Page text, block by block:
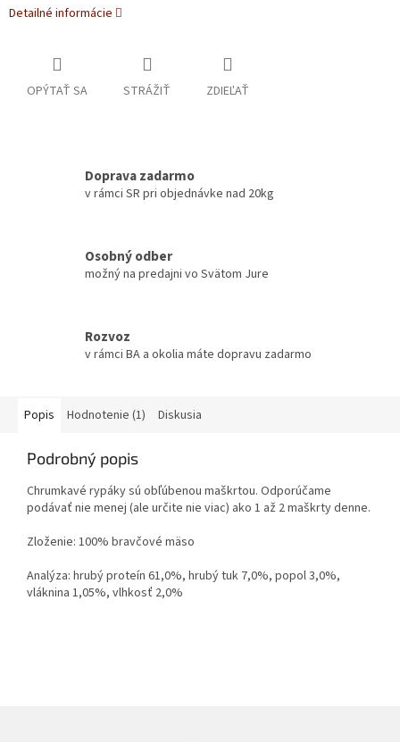
Detailné informácie
OPÝTAŤ SA STRÁŽIŤ ZDIEĽAŤ
Doprava zadarmo
v rámci SR pri objednávke nad 20kg
Osobný odber
možný na predajni vo Svätom Jure
Rozvoz
v rámci BA a okolia máte dopravu zadarmo
Popis Hodnotenie (1) Diskusia
Podrobný popis
Chrumkavé rypáky sú obľúbenou maškrtou. Odporúčame
podávať nie menej (ale určite nie viac) ako 1 až 2 maškrty denne.
Zloženie: 100% bravčové mäso
Analýza: hrubý proteín 61,0%, hrubý tuk 7,0%, popol 3,0%,
vláknina 1,05%, vlhkosť 2,0%